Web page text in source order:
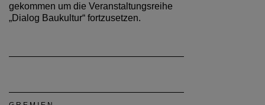
gekommen um die Veranstaltungsreihe
„Dialog Baukultur“ fortzusetzen.